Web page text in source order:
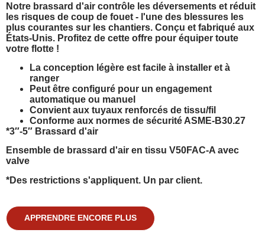
Notre brassard d'air contrôle les déversements et réduit
les risques de coup de fouet - l'une des blessures les
plus courantes sur les chantiers. Conçu et fabriqué aux
États-Unis. Profitez de cette offre pour équiper toute
votre flotte !
La conception légère est facile à installer et à
ranger
Peut être configuré pour un engagement
automatique ou manuel
Convient aux tuyaux renforcés de tissu/fil
Conforme aux normes de sécurité ASME-B30.27
*3″-5″ Brassard d'air
Ensemble de brassard d'air en tissu V50FAC-A avec
valve
*Des restrictions s'appliquent. Un par client.
APPRENDRE ENCORE PLUS